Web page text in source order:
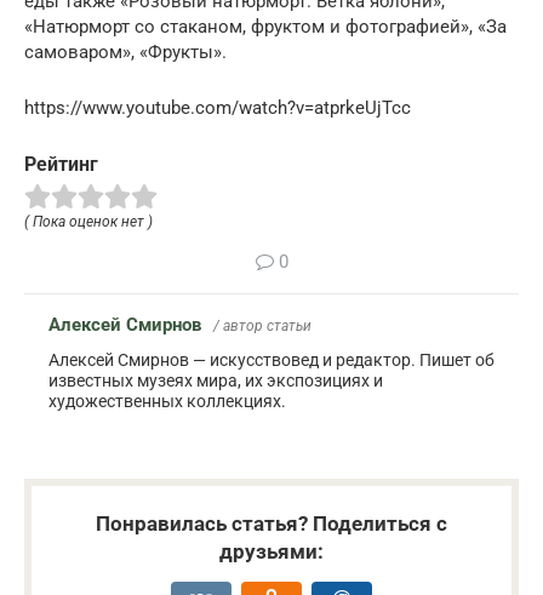
«Натюрморт со стаканом, фруктом и фотографией», «За
самоваром», «Фрукты».
https://www.youtube.com/watch?v=atprkeUjTcc
Рейтинг
( Пока оценок нет )
0
Алексей Смирнов / автор статьи
Алексей Смирнов — искусствовед и редактор. Пишет об
известных музеях мира, их экспозициях и
художественных коллекциях.
Понравилась статья? Поделиться с
друзьями: